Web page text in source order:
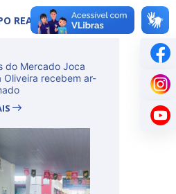
REAL
do Mercado Joca
Oliveira recebem ar-